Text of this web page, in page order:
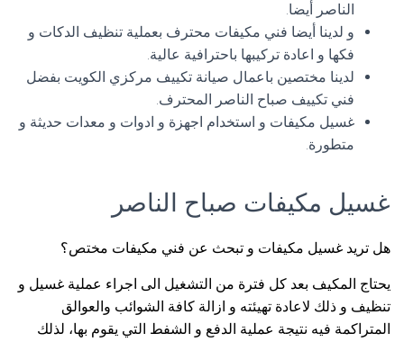
الناصر أيضا.
و لدينا أيضا فني مكيفات محترف بعملية تنظيف الدكات و
فكها و اعادة تركيبها باحترافية عالية.
لدينا مختصين باعمال صيانة تكييف مركزي الكويت بفضل
فني تكييف صباح الناصر المحترف.
غسيل مكيفات و استخدام اجهزة و ادوات و معدات حديثة و
متطورة.
غسيل مكيفات صباح الناصر
هل تريد غسيل مكيفات و تبحث عن فني مكيفات مختص؟
يحتاج المكيف بعد كل فترة من التشغيل الى اجراء عملية غسيل و
تنظيف و ذلك لاعادة تهيئته و ازالة كافة الشوائب والعوالق
المتراكمة فيه نتيجة عملية الدفع و الشفط التي يقوم بها، لذلك